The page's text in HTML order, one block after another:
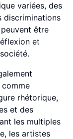
variées, des
discriminations
être
et
rhétorique,
et des
les multiples
les artistes